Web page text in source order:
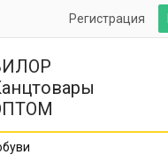
Регистрация